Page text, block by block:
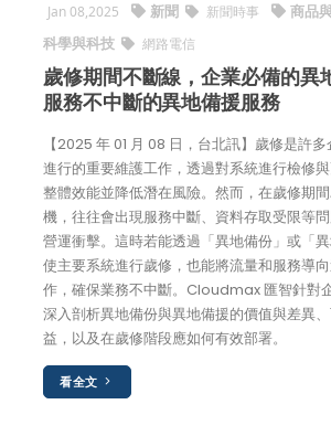
Jan 08,2025 新聞 新聞時事 商品
科學與科技 網路電信
歲修期間不斷線，企業必備的異
服務不中斷的異地備援服務
【2025 年 01 月 08 日，台北訊】歲修是許
進行的重要維護工作，透過對系統進行檢修
整體效能並降低潛在風險。然而，在歲修期
機，往往會出現服務中斷、資料存取受限等
營運衝擊。這時若能透過「異地備份」或「
使主要系統進行歲修，也能將流量和服務導
作，確保業務不中斷。Cloudmax 匯智針對
深入剖析異地備份與異地備援的價值與差異
益，以及在歲修階段應如何有效部署。
看全文